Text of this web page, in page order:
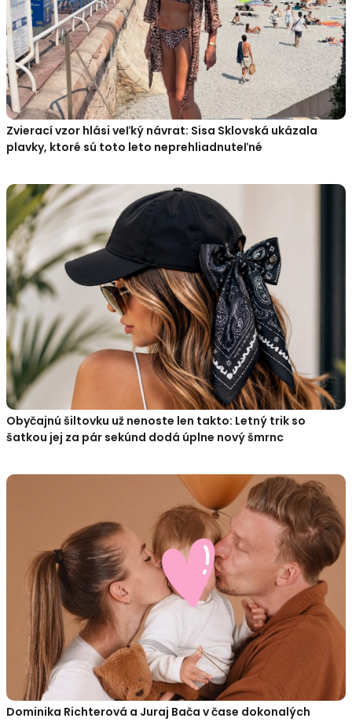
Zvierací vzor hlási veľký návrat: Sisa Sklovská ukázala
plavky, ktoré sú toto leto neprehliadnuteľné
Obyčajnú šiltovku už nenoste len takto: Letný trik so
šatkou jej za pár sekúnd dodá úplne nový šmrnc
Dominika Richterová a Juraj Bača v čase dokonalých